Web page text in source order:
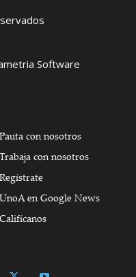
Software
Pauta con nosotros
Trabaja con nosotros
Regístrate
UnoA en Google News
Califícanos